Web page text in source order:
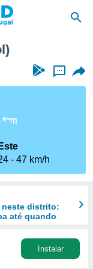
...
Este
47 km/h
neste distrito:
até quando
Instalar